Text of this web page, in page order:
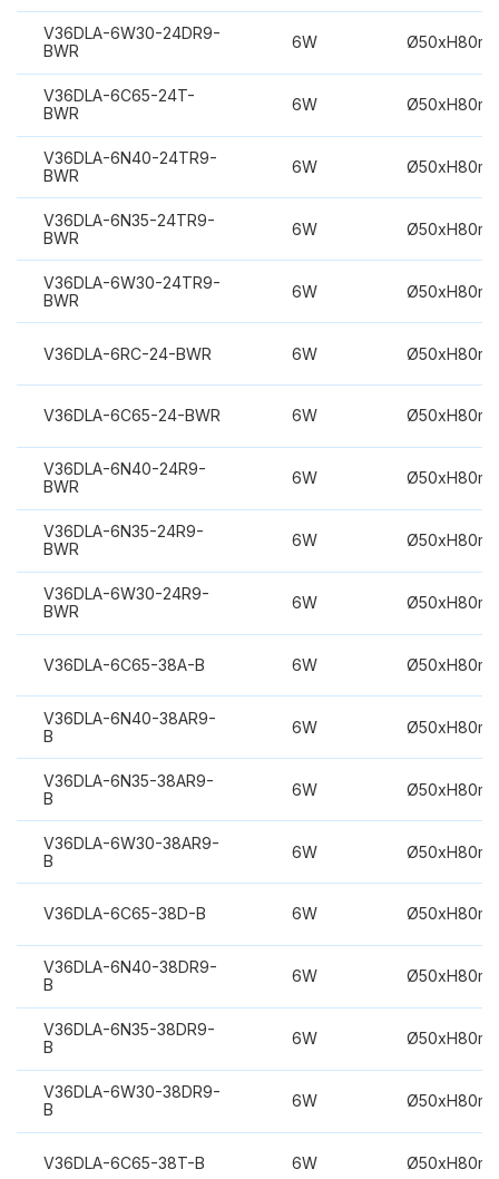
V36DLA-6W30-24DR9-
BWR
6W
V36DLA-6C65-24T-
BWR
6W
V36DLA-6N40-24TR9-
BWR
6W
V36DLA-6N35-24TR9-
BWR
6W
V36DLA-6W30-24TR9-
BWR
6W
V36DLA-6RC-24-BWR 6W
V36DLA-6C65-24-BWR 6W
V36DLA-6N40-24R9-
BWR
6W
V36DLA-6N35-24R9-
BWR
6W
V36DLA-6W30-24R9-
BWR
6W
V36DLA-6C65-38A-B 6W
V36DLA-6N40-38AR9-
B
6W
V36DLA-6N35-38AR9-
B
6W
V36DLA-6W30-38AR9-
B
6W
V36DLA-6C65-38D-B 6W
V36DLA-6N40-38DR9-
B
6W
V36DLA-6N35-38DR9-
B
6W
V36DLA-6W30-38DR9-
B
6W
V36DLA-6C65-38T-B 6W